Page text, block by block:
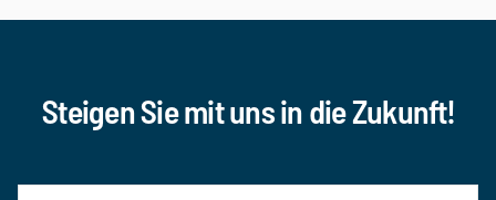
Steigen Sie mit uns in die Zukunft!